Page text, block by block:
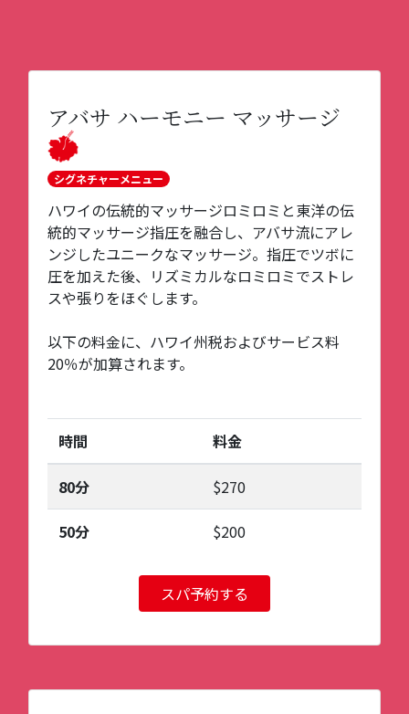
アバサ ハーモニー マッサージ
シグネチャーメニュー
ハワイの伝統的マッサージロミロミと東洋の伝
統的マッサージ指圧を融合し、アバサ流にアレ
ンジしたユニークなマッサージ。指圧でツボに
圧を加えた後、リズミカルなロミロミでストレ
スや張りをほぐします。
以下の料金に、ハワイ州税およびサービス料
20％が加算されます。
時間 料金
80分 $270
50分 $200
スパ予約する